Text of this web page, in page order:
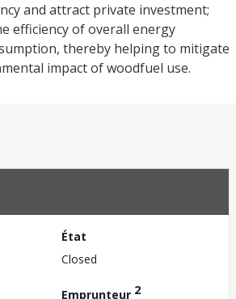
and attract private investment;
efficiency of overall energy
thereby helping to mitigate
impact of woodfuel use.
État
Closed
Emprunteur 2